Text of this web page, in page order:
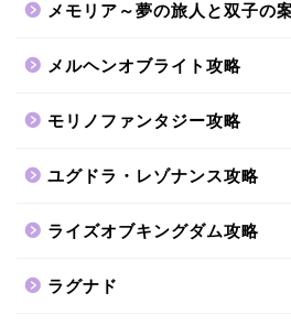
メモリア～夢の旅人と双子の
メルヘンオブライト攻略
モリノファンタジー攻略
ユグドラ・レゾナンス攻略
ライズオブキングダム攻略
ラグナド